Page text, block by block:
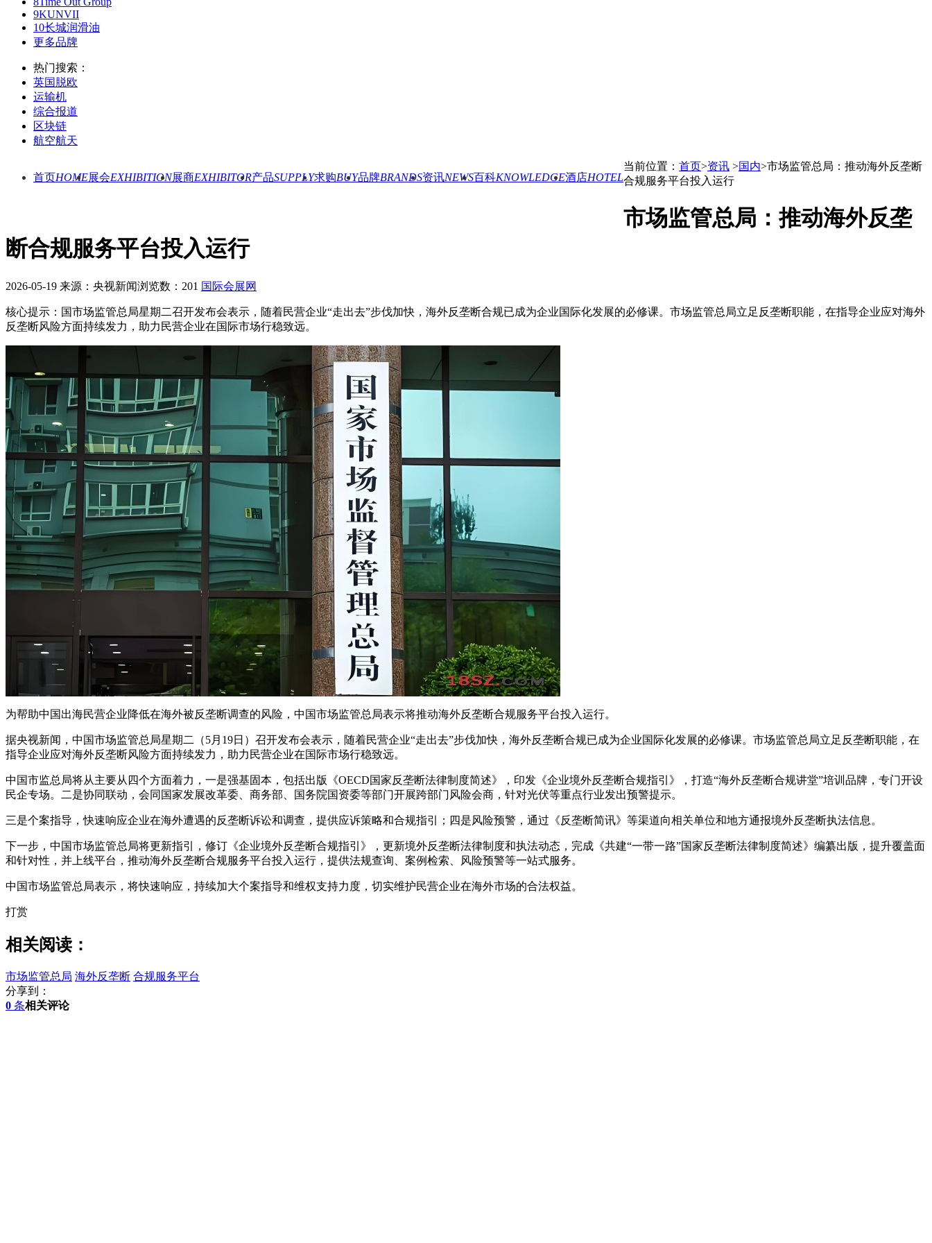
9KUNVII
10长城润滑油
更多品牌
热门搜索：
英国脱欧
运输机
综合报道
区块链
航空航天
首页HOME展会EXHIBITION展商EXHIBITOR产品SUPPLY求购BUY品牌BRANDS资讯NEWS百科KNOWLEDGE酒店HOTEL
当前位置： 首页>资讯 >国内>市场监管总局：推动海外反垄断
合规服务平台投入运行
市场监管总局：推动海外反垄
断合规服务平台投入运行
2026-05-19 来源：央视新闻浏览数：201 国际会展网
核心提示：国市场监管总局星期二召开发布会表示，随着民营企业“走出去”步伐加快，海外反垄断合规已成为企业国际化发展的必修课。市场监管总局立足反垄断职能，在指导企业应对海外
反垄断风险方面持续发力，助力民营企业在国际市场行稳致远。
为帮助中国出海民营企业降低在海外被反垄断调查的风险，中国市场监管总局表示将推动海外反垄断合规服务平台投入运行。
据央视新闻，中国市场监管总局星期二（5月19日）召开发布会表示，随着民营企业“走出去”步伐加快，海外反垄断合规已成为企业国际化发展的必修课。市场监管总局立足反垄断职能，在
指导企业应对海外反垄断风险方面持续发力，助力民营企业在国际市场行稳致远。
中国市监总局将从主要从四个方面着力，一是强基固本，包括出版《OECD国家反垄断法律制度简述》，印发《企业境外反垄断合规指引》，打造“海外反垄断合规讲堂”培训品牌，专门开设
民企专场。二是协同联动，会同国家发展改革委、商务部、国务院国资委等部门开展跨部门风险会商，针对光伏等重点行业发出预警提示。
三是个案指导，快速响应企业在海外遭遇的反垄断诉讼和调查，提供应诉策略和合规指引；四是风险预警，通过《反垄断简讯》等渠道向相关单位和地方通报境外反垄断执法信息。
下一步，中国市场监管总局将更新指引，修订《企业境外反垄断合规指引》，更新境外反垄断法律制度和执法动态，完成《共建“一带一路”国家反垄断法律制度简述》编纂出版，提升覆盖面
和针对性，并上线平台，推动海外反垄断合规服务平台投入运行，提供法规查询、案例检索、风险预警等一站式服务。
中国市场监管总局表示，将快速响应，持续加大个案指导和维权支持力度，切实维护民营企业在海外市场的合法权益。
打赏
相关阅读：
市场监管总局 海外反垄断 合规服务平台
分享到：
0 条相关评论